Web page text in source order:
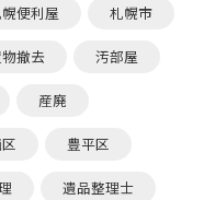
便利屋 札幌市
撤去 汚部屋
産廃
豊平区
遺品整理士